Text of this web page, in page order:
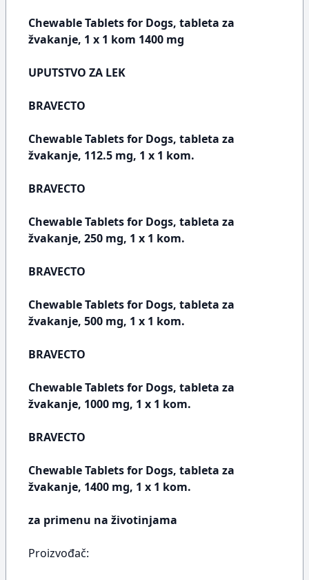
Chewable Tablets for Dogs, tableta za
žvakanje, 1 x 1 kom 1400 mg
UPUTSTVO ZA LEK
BRAVECTO
Chewable Tablets for Dogs, tableta za
žvakanje, 112.5 mg, 1 x 1 kom.
BRAVECTO
Chewable Tablets for Dogs, tableta za
žvakanje, 250 mg, 1 x 1 kom.
BRAVECTO
Chewable Tablets for Dogs, tableta za
žvakanje, 500 mg, 1 x 1 kom.
BRAVECTO
Chewable Tablets for Dogs, tableta za
žvakanje, 1000 mg, 1 x 1 kom.
BRAVECTO
Chewable Tablets for Dogs, tableta za
žvakanje, 1400 mg, 1 x 1 kom.
za primenu na životinjama
Proizvođač: